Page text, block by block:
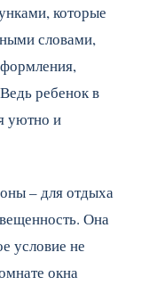
которые
словами,
ребенок в
уютно и
– для отдыха
Она
условие не
окна